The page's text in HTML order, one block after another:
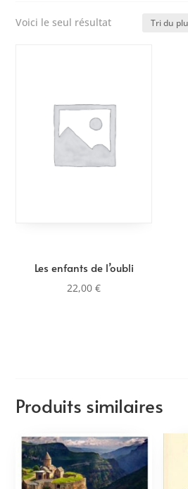
Voici le seul résultat
Les enfants de l’oubli
22,00€
Produits similaires